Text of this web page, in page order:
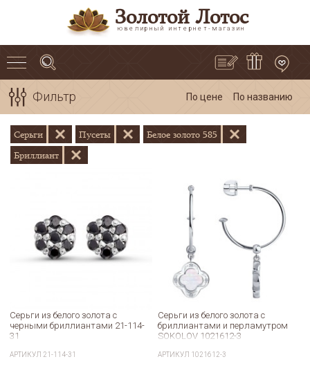
Золотой Лотос
ювелирный интернет-магазин
Фильтр По цене По названию
Серьги Пусеты
Белое золото 585
Бриллиант
Серьги из белого золота с
черными бриллиантами 21-114-
31
АРТИКУЛ 21-114-31
Серьги из белого золота с
бриллиантами и перламутром
SOKOLOV 1021612-3
АРТИКУЛ 1021612-3